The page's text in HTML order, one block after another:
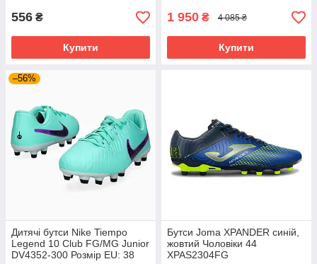
556 ₴
Купити
1 950 ₴ 4 085 ₴
Купити
–56%
Дитячі бутси Nike Tiempo
Legend 10 Club FG/MG Junior
DV4352-300 Розмір EU: 38
Бутси Joma XPANDER синій,
жовтий Чоловіки 44
XPAS2304FG